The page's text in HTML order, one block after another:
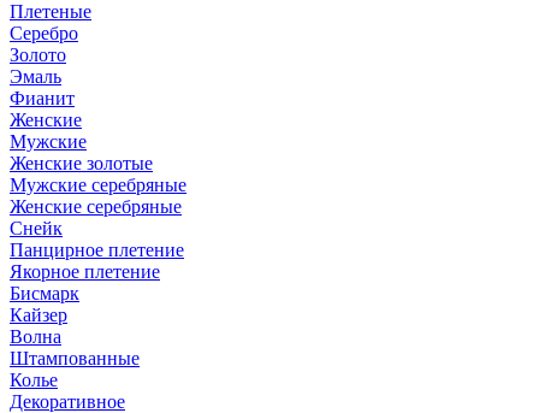
Плетеные
Серебро
Золото
Эмаль
Фианит
Женские
Мужские
Женские золотые
Мужские серебряные
Женские серебряные
Снейк
Панцирное плетение
Якорное плетение
Бисмарк
Кайзер
Волна
Штампованные
Колье
Декоративное